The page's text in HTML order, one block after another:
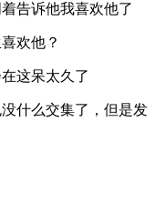
告诉他我喜欢他了
欢他？
这呆太久了
什么交集了，但是发